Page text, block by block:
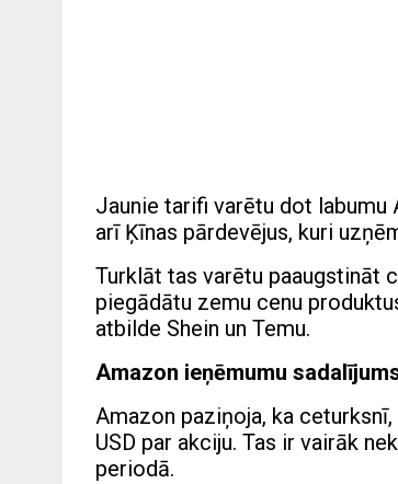
Jaunie tarifi varētu dot
arī Ķīnas pārdevējus, kuri
Turklāt tas varētu paaugstināt
piegādātu zemu cenu
atbilde Shein un Temu.
Amazon ieņēmumu
Amazon paziņoja, ka
USD par akciju. Tas ir vairāk
periodā.